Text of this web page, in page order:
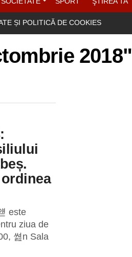
ȘI POLITICĂ DE COOKIES
2018"
este
ziua de
쎮n Sala